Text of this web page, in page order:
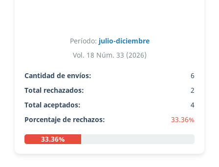
Período: julio-diciembre
Vol. 18 Núm. 33 (2026)
Cantidad de envíos:
6
Total rechazados:
2
Total aceptados:
4
Porcentaje de rechazos:
33.36%
33.36%